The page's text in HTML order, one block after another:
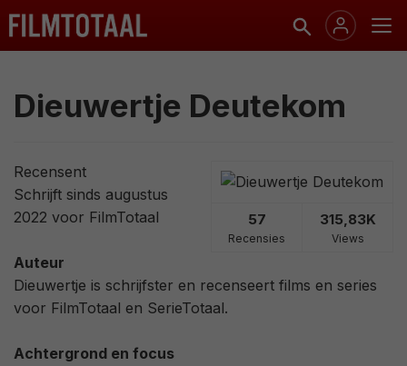
Dieuwertje Deutekom
57
Recensies
315,83K
Views
Recensent
Schrijft sinds augustus
2022 voor FilmTotaal
Auteur
Dieuwertje is schrijfster en recenseert films en series
voor FilmTotaal en SerieTotaal.
Achtergrond en focus